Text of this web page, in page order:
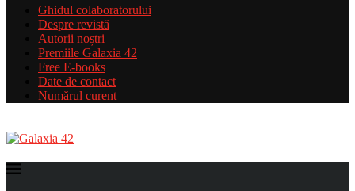
Ghidul colaboratorului
Despre revistă
Autorii noștri
Premiile Galaxia 42
Free E-books
Date de contact
Numărul curent